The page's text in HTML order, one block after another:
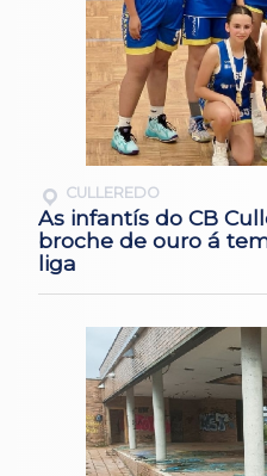
CULLEREDO
As infantís do CB
broche de ouro á
liga